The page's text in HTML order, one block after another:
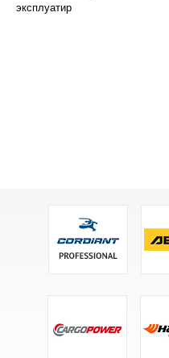
эксплуатир